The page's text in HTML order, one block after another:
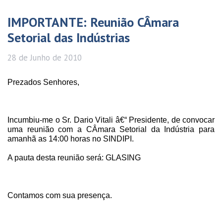
IMPORTANTE: Reunião CÂmara
Setorial das Indústrias
28 deJunho de 2010
Prezados Senhores,
Incumbiu-me o Sr. Dario Vitali â€“ Presidente, de convocar
uma reunião com a CÂmara Setorial da Indústria para
amanhã as 14:00 horas no SINDIPI.
A pauta desta reunião será: GLASING
Contamos com sua presença.